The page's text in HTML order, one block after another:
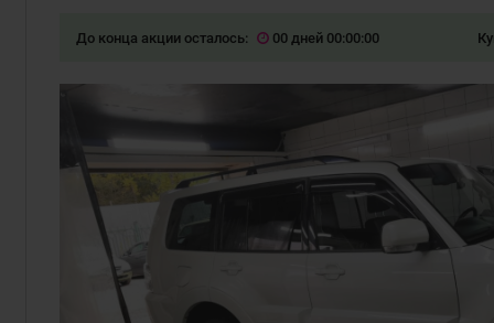
До конца акции осталось: 00 дней 00:00:00